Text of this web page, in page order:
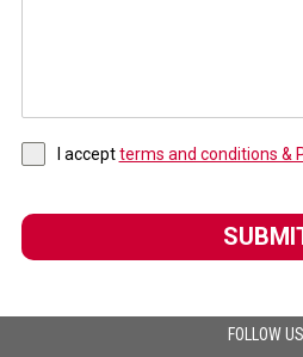
I acceptterms and conditions &
FOLLOW